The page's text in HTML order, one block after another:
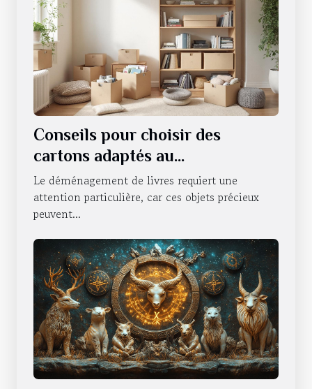
Conseils pour choisir des
cartons adaptés au
déménagement de livres
Le déménagement de livres requiert une
attention particulière, car ces objets précieux
peuvent...